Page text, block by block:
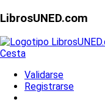
LibrosUNED.com
Cesta
Validarse
Registrarse